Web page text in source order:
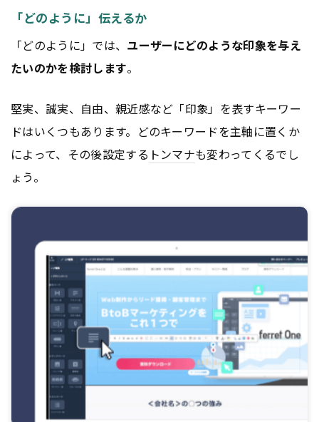
「どのように」伝えるか
「どのように」では、 ユーザーにどのような印象を与え
たいのかを検討します。
堅実、誠実、自由、親近感など「印象」を表すキーワー
ドはいくつもあります。どのキーワードを主軸に置くか
によって、その後設定する トンマナも変わってくるでし
ょう。